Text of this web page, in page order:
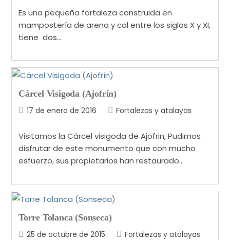
Es una pequeña fortaleza construida en
mampostería de arena y cal entre los siglos X y XI,
tiene dos…
Cárcel Visigoda (Ajofrín)
17 de enero de 2016
Fortalezas y atalayas
Visitamos la Cárcel visigoda de Ajofrin, Pudimos
disfrutar de este monumento que con mucho
esfuerzo, sus propietarios han restaurado…
Torre Tolanca (Sonseca)
25 de octubre de 2015
Fortalezas y atalayas